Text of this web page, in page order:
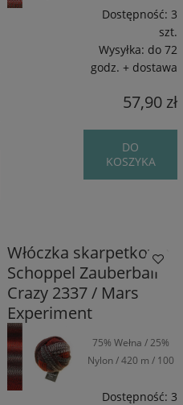
Dostępność: 3
szt.
Wysyłka: do 72
godz. + dostawa
57,90 zł
DO
KOSZYKA
Włóczka skarpetkowa
Schoppel Zauberball
Crazy 2337 / Mars
Experiment
75% Wełna / 25%
Nylon / 420 m / 100
Dostępność: 3